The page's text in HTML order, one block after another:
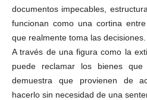
documentos impecables,
funcionan como una cortina
que realmente toma las decisiones.
A través de una figura como la
puede reclamar los bienes
demuestra que provienen de
hacerlo sin necesidad de una